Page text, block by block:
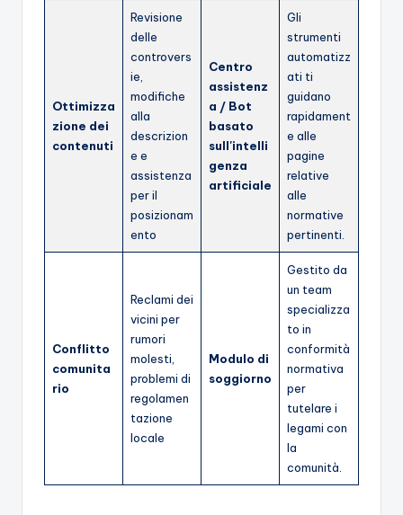
Ottimizza
zione dei
contenuti
Revisione
delle
controvers
ie,
modifiche
alla
descrizion
e e
assistenza
per il
posizionam
ento
Centro
assistenz
a / Bot
basato
sull'intelli
genza
artificiale
Gli
strumenti
automatizz
ati ti
guidano
rapidament
e alle
pagine
relative
alle
normative
pertinenti.
Conflitto
comunita
rio
Reclami dei
vicini per
rumori
molesti,
problemi di
regolamen
tazione
locale
Modulo di
soggiorno
Gestito da
un team
specializza
to in
conformità
normativa
per
tutelare i
legami con
la
comunità.